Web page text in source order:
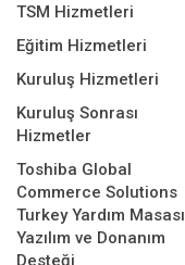
TSM Hizmetleri
Eğitim Hizmetleri
Kuruluş Hizmetleri
Kuruluş Sonrası
Hizmetler
Toshiba Global
Commerce Solutions
Turkey Yardım Masası
Yazılım ve Donanım
Desteği